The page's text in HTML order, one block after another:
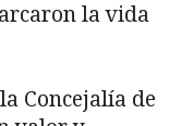
la vida
Concejalía de